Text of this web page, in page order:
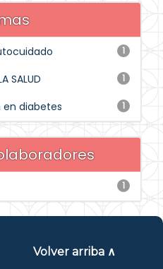
1
1
SALUD
1
diabetes
1
Volver arriba ∧